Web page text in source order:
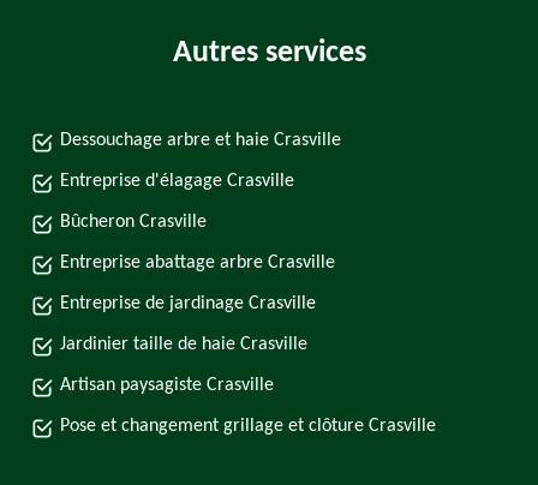
Autres services
Dessouchage arbre et haie Crasville
Entreprise d'élagage Crasville
Bûcheron Crasville
Entreprise abattage arbre Crasville
Entreprise de jardinage Crasville
Jardinier taille de haie Crasville
Artisan paysagiste Crasville
Pose et changement grillage et clôture Crasville